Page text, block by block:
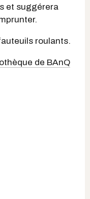
et suggérera
roulants.
de BAnQ